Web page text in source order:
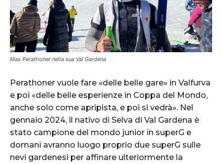
Max Perathoner nella sua Val Gardena
Perathoner vuole fare «delle belle gare» in Valfurva
e poi «delle belle esperienze in Coppa del Mondo,
anche solo come apripista, e poi si vedrà». Nel
gennaio 2024, il nativo di Selva di Val Gardena è
stato campione del mondo junior in superG e
domani avranno luogo proprio due superG sulle
nevi gardenesi per affinare ulteriormente la